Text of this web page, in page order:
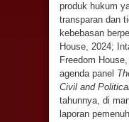
produk hukum
transparan dan
kebebasan
House, 2024;
Freedom
agenda panel
Civil and
tahunnya, di
laporan